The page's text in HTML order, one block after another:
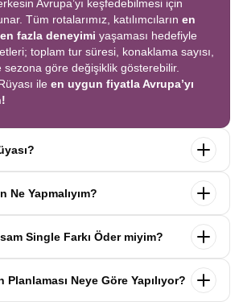
Avrupa’yı keşfedebilmesi için
Tüm rotalarımız, katılımcıların en
fazla deneyimi yaşaması hedefiyle
toplam tur süresi, konaklama sayısı,
göre değişiklik gösterebilir.
ile en uygun fiyatla Avrupa’yı
tek seferde birçok
tur ücreti yok, tüm geziler fiyata
ile Avrupa’yı en keyifli şekilde yaşayın.
Ne Yapmalıyım?
onaylayın.İlk taksitiödediğinizde
Single Farkı Öder miyim?
Euro’ya varan single farkı
Neye Göre Yapılıyor?